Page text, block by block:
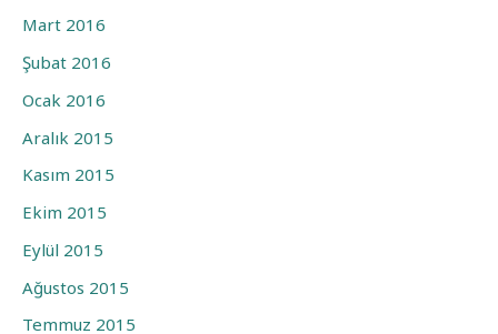
Mart 2016
Şubat 2016
Ocak 2016
Aralık 2015
Kasım 2015
Ekim 2015
Eylül 2015
Ağustos 2015
Temmuz 2015